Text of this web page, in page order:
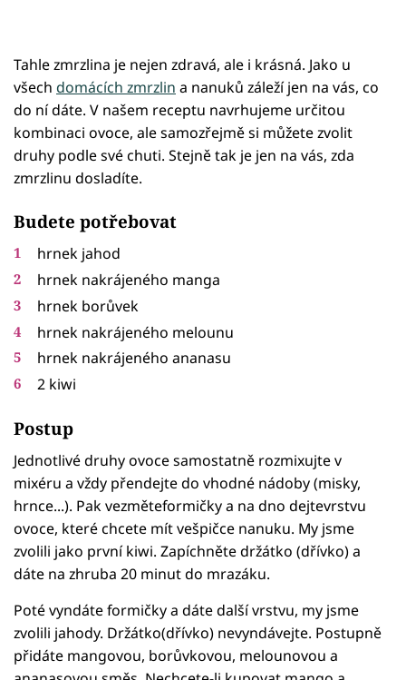
Tahle zmrzlina je nejen zdravá, ale i krásná. Jako u
všech domácích zmrzlin a nanuků záleží jen na vás, co
do ní dáte. V našem receptu navrhujeme určitou
kombinaci ovoce, ale samozřejmě si můžete zvolit
druhy podle své chuti. Stejně tak je jen na vás, zda
zmrzlinu dosladíte.
Budete potřebovat
hrnek jahod
hrnek nakrájeného manga
hrnek borůvek
hrnek nakrájeného melounu
hrnek nakrájeného ananasu
2 kiwi
Postup
Jednotlivé druhy ovoce samostatně rozmixujte v
mixéru a vždy přendejte do vhodné nádoby (misky,
hrnce...). Pak vezměteformičky a na dno dejtevrstvu
ovoce, které chcete mít vešpičce nanuku. My jsme
zvolili jako první kiwi. Zapíchněte držátko (dřívko) a
dáte na zhruba 20 minut do mrazáku.
Poté vyndáte formičky a dáte další vrstvu, my jsme
zvolili jahody. Držátko(dřívko) nevyndávejte. Postupně
přidáte mangovou, borůvkovou, melounovou a